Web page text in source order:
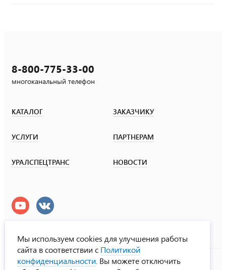
8-800-775-33-00
многоканальный телефон
КАТАЛОГ ЗАКАЗЧИКУ
УСЛУГИ ПАРТНЕРАМ
УРАЛСПЕЦТРАНС НОВОСТИ
УралСпецТранс
Мы используем cookies для улучшения работы
сайта в соответствии с Политикой
конфиденциальности . Вы можете отключить